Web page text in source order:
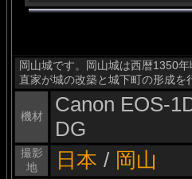
岡山城です。岡山城は西暦1350
直家が城の改築と城下町の形成を
機材
Canon EOS-
DG
撮影
地
日本 / 岡山